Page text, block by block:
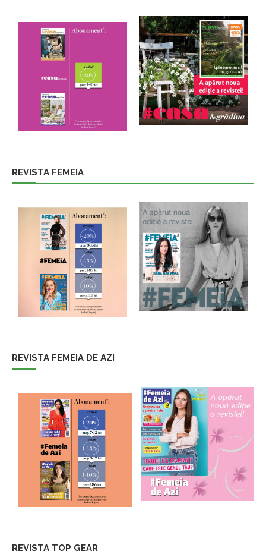
REVISTA FEMEIA
REVISTA FEMEIA DE AZI
REVISTA TOP GEAR